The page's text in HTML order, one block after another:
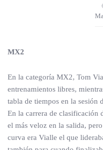
MX2
En la categoría MX2, Tom
entrenamientos libres,
tabla de tiempos en la sesión
En la carrera de clasificación
el más veloz en la salida,
curva era Vialle el que